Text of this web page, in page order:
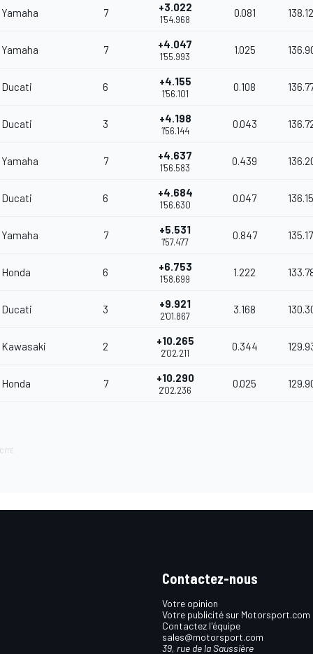
Yamaha 7 +3.022
1'54.968
0.081
Yamaha 7 +4.047
1'55.993
1.025
Ducati 6 +4.155
1'56.101
0.108
Ducati 3 +4.198
1'56.144
0.043
Yamaha 7 +4.637
1'56.583
0.439
Ducati 6 +4.684
1'56.630
0.047
Yamaha 7 +5.531
1'57.477
0.847
Honda 6 +6.753
1'58.699
1.222
Ducati 3 +9.921
2'01.867
3.168
Kawasaki 2 +10.265
2'02.211
0.344
Honda 7 +10.290
2'02.236
0.025
Contactez-nous
Votre opinion
Votre publicité sur Motorsport.com
Contactez l'équipe
sales@motorsport.com
39, rue de la Saussière